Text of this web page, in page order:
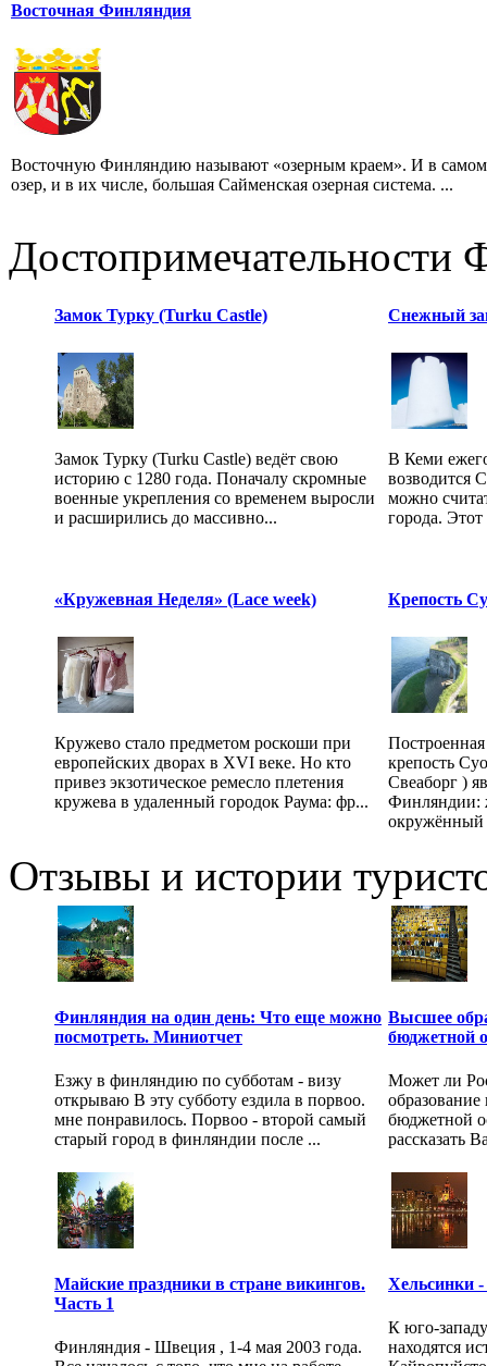
Восточная Финляндия
Восточную Финляндию называют «озерным краем». И в самом
озер, и в их числе, большая Сайменская озерная система. ...
Достопримечательности
Замок Турку (Turku Castle)
Замок Турку (Turku Castle) ведёт свою
историю с 1280 года. Поначалу скромные
военные укрепления со временем выросли
и расширились до массивно...
Снежный
В Кеми
возводится
можно
города. Этот
«Кружевная Неделя» (Lace week)
Кружево стало предметом роскоши при
европейских дворах в XVI веке. Но кто
привез экзотическое ремесло плетения
кружева в удаленный городок Раума: фр...
Крепость
Построенная
крепость
Свеаборг )
Финляндии:
окружённый
Отзывы и истории
Финляндия на один день: Что еще можно
посмотреть. Миниотчет
Езжу в финляндию по субботам - визу
открываю В эту субботу ездила в порвоо.
мне понравилось. Порвоо - второй самый
старый город в финляндии после ...
Высшее
бюджетной
Может ли
бюджетной
рассказать
Майские праздники в стране викингов.
Часть 1
Финляндия - Швеция , 1-4 мая 2003 года.
Хельсинки -
К юго-
находятся